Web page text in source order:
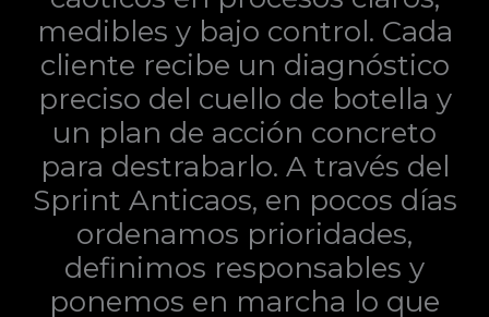
medibles y bajo control. Cada
cliente recibe un diagnóstico
preciso del cuello de botella y
un plan de acción concreto
para destrabarlo. A través del
Sprint Anticaos, en pocos días
ordenamos prioridades,
definimos responsables y
ponemos en marcha lo que